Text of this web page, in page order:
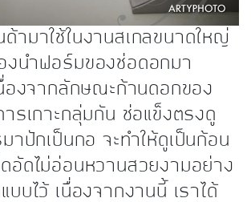
ด้ามาใช้ในงานสเกลขนาดใหญ่
งนำฟอร์มของช่อดอกมา
องจากลักษณะก้านดอกของ
รเกาะกลุ่มกัน ช่อแข็งตรงดู
าปักเป็นกอ จะทำให้ดูเป็นก้อน
อัดไม่อ่อนหวานสวยงามอย่าง
บบไว้ เนื่องจากงานนี้ เราได้